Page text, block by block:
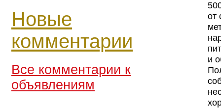
Новые
комментарии
Все комментарии к
объявлениям
от
и